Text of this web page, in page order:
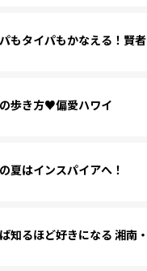
もタイパもかなえる！賢
歩き方♥偏愛ハワイ
夏はインスパイアへ！
知るほど好きになる 湘南